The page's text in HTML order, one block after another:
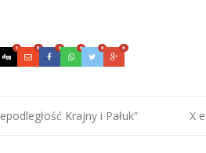
0 0 0 0 0 0
Krajny i Pałuk” X